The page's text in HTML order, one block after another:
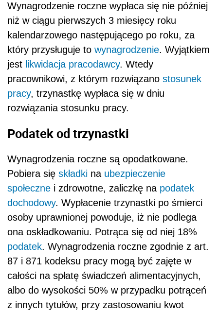
Wynagrodzenie roczne wypłaca się nie później
niż w ciągu pierwszych 3 miesięcy roku
kalendarzowego następującego po roku, za
który przysługuje to wynagrodzenie. Wyjątkiem
jest likwidacja pracodawcy. Wtedy
pracownikowi, z którym rozwiązano stosunek
pracy, trzynastkę wypłaca się w dniu
rozwiązania stosunku pracy.
Podatek od trzynastki
Wynagrodzenia roczne są opodatkowane.
Pobiera się składki na ubezpieczenie
społeczne i zdrowotne, zaliczkę na podatek
dochodowy. Wypłacenie trzynastki po śmierci
osoby uprawnionej powoduje, iż nie podlega
ona oskładkowaniu. Potrąca się od niej 18%
podatek. Wynagrodzenia roczne zgodnie z art.
87 i 871 kodeksu pracy mogą być zajęte w
całości na spłatę świadczeń alimentacyjnych,
albo do wysokości 50% w przypadku potrąceń
z innych tytułów, przy zastosowaniu kwot